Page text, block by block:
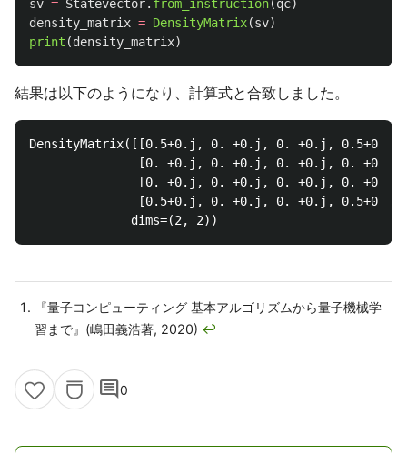
sv = Statevector. from_instruction(qc)
density_matrix = DensityMatrix(sv)
print (density_matrix)
結果は以下のようになり、計算式と合致しました。
DensityMatrix([[0.5+0.j, 0. +0.j, 0. +0.j, 0.5+0.j],
               [0. +0.j, 0. +0.j, 0. +0.j, 0. +0.j],
               [0. +0.j, 0. +0.j, 0. +0.j, 0. +0.j],
[0.5+0.j, 0. +0.j, 0. +0.j,
『量子コンピューティング 基本アルゴリズムから量子機械学
習まで』(嶋田義浩著, 2020) ↩
comment0